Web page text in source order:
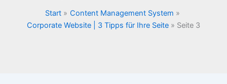
Start
Content Management System
Corporate Website | 3 Tipps für Ihre Seite
Seite 3